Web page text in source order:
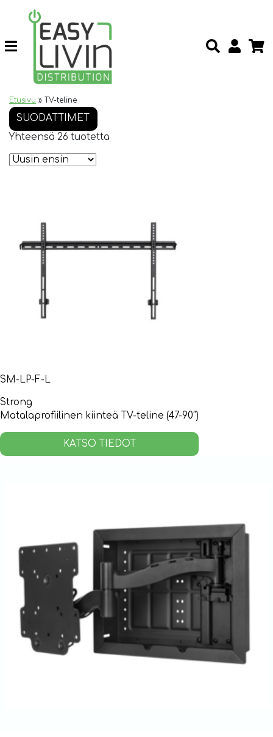
Etusivu » TV-teline
SUODATTIMET
Yhteensä 26 tuotetta
SM-LP-F-L
Strong
Matalaprofiilinen kiinteä TV-teline (47-90″)
KATSO TIEDOT